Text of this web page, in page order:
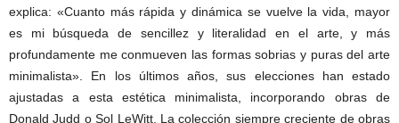
explica: «Cuanto más rápida y dinámica se vuelve la vida, mayor
es mi búsqueda de sencillez y literalidad en el arte, y más
profundamente me conmueven las formas sobrias y puras del arte
minimalista». En los últimos años, sus elecciones han estado
ajustadas a esta estética minimalista, incorporando obras de
Donald Judd o Sol LeWitt. La colección siempre creciente de obras